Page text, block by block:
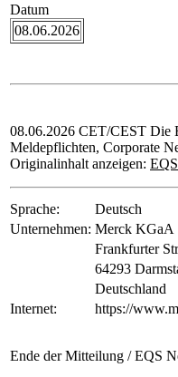
Datum
08.06.2026
08.06.2026 CET/CEST Die
Meldepflichten, Corporate
Originalinhalt anzeigen:
Sprache:
Deutsch
Unternehmen: Merck KGaA
Frankfurter
64293
Deutschland
Internet:
https://
Ende der Mitteilung / EQS